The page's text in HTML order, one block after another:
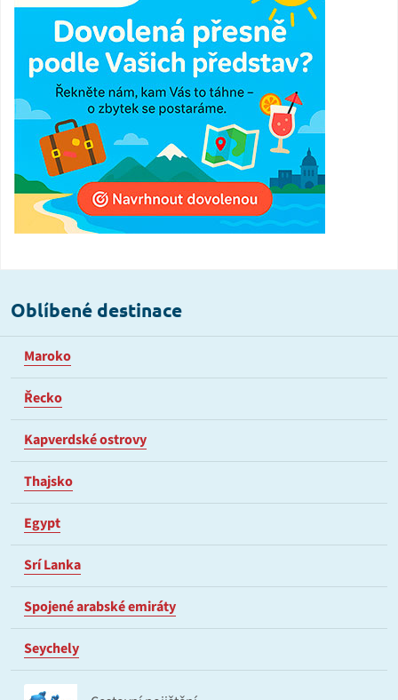
Oblíbené destinace
Maroko
Řecko
Kapverdské ostrovy
Thajsko
Egypt
Srí Lanka
Spojené arabské emiráty
Seychely